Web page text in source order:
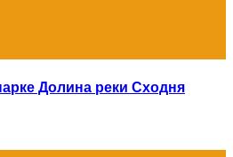
Долина реки Сходня